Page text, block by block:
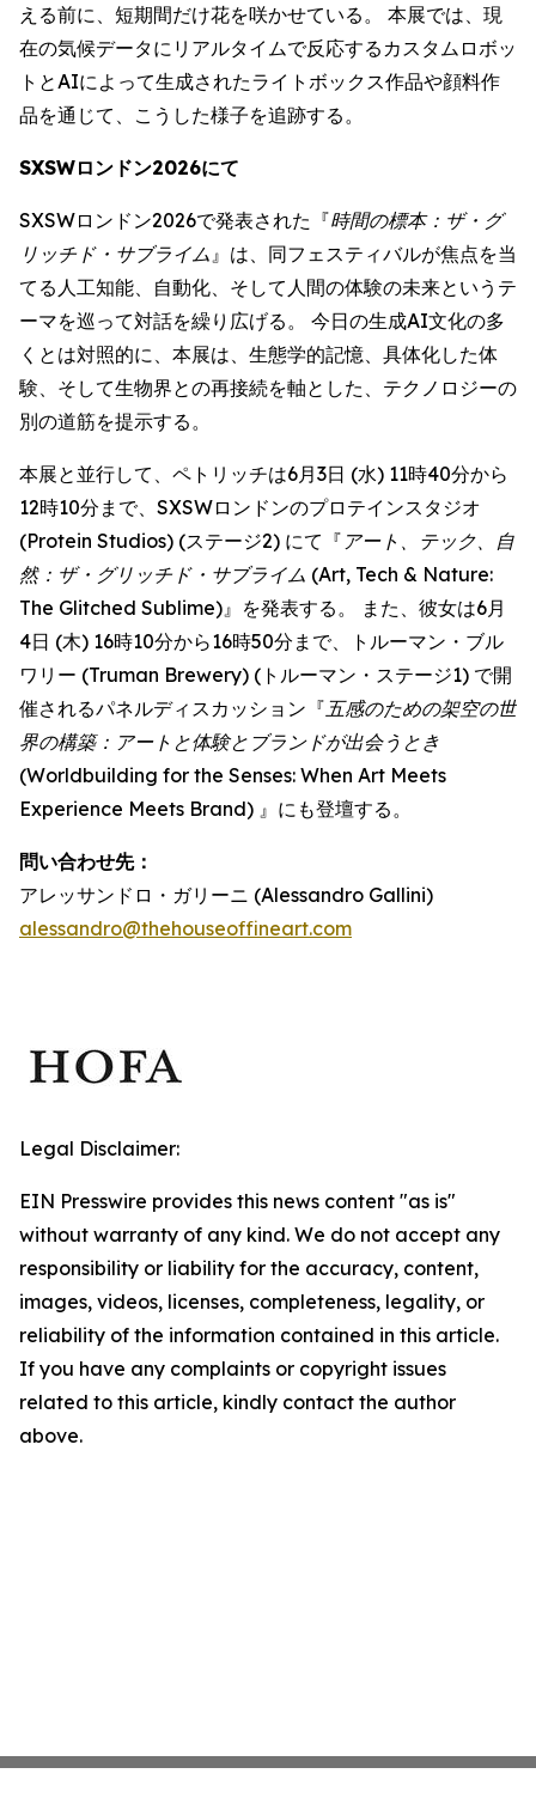
える前に、短期間だけ花を咲かせている。 本展では、現
在の気候データにリアルタイムで反応するカスタムロボッ
トとAIによって生成されたライトボックス作品や顔料作
品を通じて、こうした様子を追跡する。
SXSWロンドン2026にて
SXSWロンドン2026で発表された『時間の標本：ザ・グ
リッチド・サブライム』は、同フェスティバルが焦点を当
てる人工知能、自動化、そして人間の体験の未来というテ
ーマを巡って対話を繰り広げる。 今日の生成AI文化の多
くとは対照的に、本展は、生態学的記憶、具体化した体
験、そして生物界との再接続を軸とした、テクノロジーの
別の道筋を提示する。
本展と並行して、ペトリッチは6月3日 (水) 11時40分から
12時10分まで、SXSWロンドンのプロテインスタジオ
(Protein Studios) (ステージ2) にて『 アート、テック、自
然：ザ・グリッチド・サブライム (Art, Tech & Nature:
The Glitched Sublime)』を発表する。 また、彼女は6月
4日 (木) 16時10分から16時50分まで、トルーマン・ブル
ワリー (Truman Brewery) (トルーマン・ステージ1) で開
催されるパネルディスカッション『五感のための架空の世
界の構築：アートと体験とブランドが出会うとき
(Worldbuilding for the Senses: When Art Meets
Experience Meets Brand) 』にも登壇する。
問い合わせ先：
アレッサンドロ・ガリーニ (Alessandro Gallini)
alessandro@thehouseoffineart.com
Legal Disclaimer:
EIN Presswire provides this news content "as is"
without warranty of any kind. We do not accept any
responsibility or liability for the accuracy, content,
images, videos, licenses, completeness, legality, or
reliability of the information contained in this article.
If you have any complaints or copyright issues
related to this article, kindly contact the author
above.